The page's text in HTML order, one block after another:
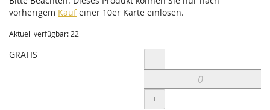
vorherigem Kaufeiner 10er Karte einlösen.
Aktuell verfügbar: 22
GRATIS Menge
-
+